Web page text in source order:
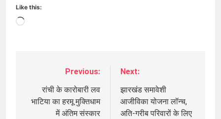
Like this:
Loading…
navigation
Previous:
रांची के कारोबारी लव
भाटिया का हरमू मुक्तिधाम
में अंतिम संस्कार
Next:
झारखंड समावेशी
आजीविका योजना लॉन्च,
अति-गरीब परिवारों के लिए